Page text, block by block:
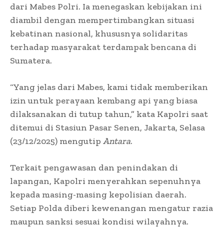
dari Mabes Polri. Ia menegaskan kebijakan ini
diambil dengan mempertimbangkan situasi
kebatinan nasional, khususnya solidaritas
terhadap masyarakat terdampak bencana di
Sumatera.
“Yang jelas dari Mabes, kami tidak memberikan
izin untuk perayaan kembang api yang biasa
dilaksanakan di tutup tahun,” kata Kapolri saat
ditemui di Stasiun Pasar Senen, Jakarta, Selasa
(23/12/2025) mengutip Antara.
Terkait pengawasan dan penindakan di
lapangan, Kapolri menyerahkan sepenuhnya
kepada masing-masing kepolisian daerah.
Setiap Polda diberi kewenangan mengatur razia
maupun sanksi sesuai kondisi wilayahnya.